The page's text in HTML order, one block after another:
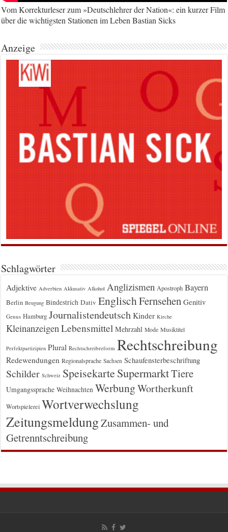
Vom Korrekturleser zum »Deutschlehrer der Nation«: ein kurzer Film
über die wichtigsten Stationen im Leben Bastian Sicks
Anzeige
Schlagwörter
Adjektive Adverbien Akkusativ Alkohol Anglizismen Apostroph Bayern
Berlin Beugung Bindestrich Dativ EnglischFernsehen Genitiv
Genus Hamburg Journalistendeutsch Kinder Kirche
Kleinanzeigen Lebensmittel Mehrzahl Mode Musiktitel
Perfektpartizipien Plural Rechtschreibreform Rechtschreibung
Redewendungen Regionalsprache Sachsen Schaufensterbeschriftung
Schilder Schweiz Speisekarte SupermarktTiere
Umgangssprache Weihnachten WerbungWortherkunft
Wortspielerei Wortverwechslung
ZeitungsmeldungZusammen- und
Getrenntschreibung